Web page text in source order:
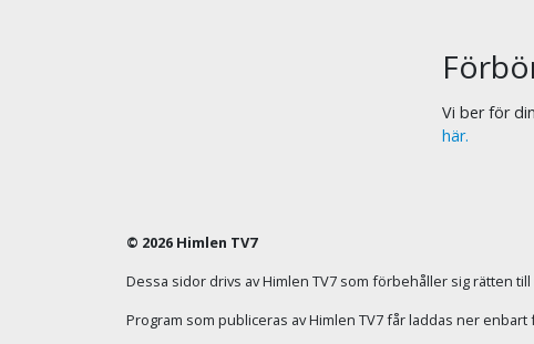
Vi ber för
här.
© 2026 Himlen TV7
Dessa sidor drivs av Himlen TV7 som förbehåller sig rätten
Program som publiceras av Himlen TV7 får laddas ner